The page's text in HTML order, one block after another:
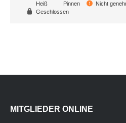
Heiß
Pinnen Nicht
Geschlossen
MITGLIEDER ONLINE